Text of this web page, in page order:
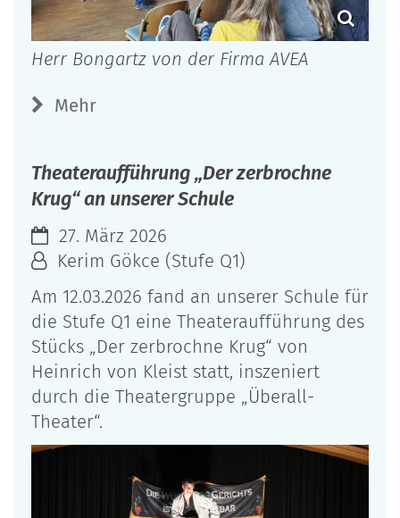
Herr Bongartz von der Firma AVEA
Mehr
Theateraufführung „Der zerbrochne
Krug“ an unserer Schule
27. März 2026
Kerim Gökce (Stufe Q1)
Am 12.03.2026 fand an unserer Schule für
die Stufe Q1 eine Theateraufführung des
Stücks „Der zerbrochne Krug“ von
Heinrich von Kleist statt, inszeniert
durch die Theatergruppe „Überall-
Theater“.